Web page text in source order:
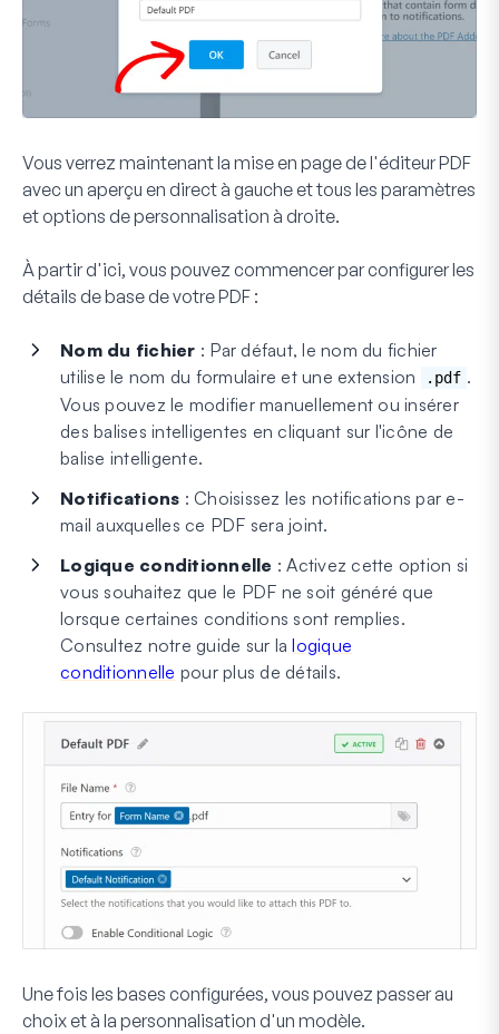
Vous verrez maintenant la mise en page de l'éditeur PDF
avec un aperçu en direct à gauche et tous les paramètres
et options de personnalisation à droite.
À partir d'ici, vous pouvez commencer par configurer les
détails de base de votre PDF :
Nom du fichier : Par défaut, le nom du fichier
utilise le nom du formulaire et une extension
.pdf .
Vous pouvez le modifier manuellement ou insérer
des balises intelligentes en cliquant sur l'icône de
balise intelligente.
Notifications : Choisissez les notifications par e-
mail auxquelles ce PDF sera joint.
Logique conditionnelle : Activez cette option si
vous souhaitez que le PDF ne soit généré que
lorsque certaines conditions sont remplies.
Consultez notre guide sur lalogique
conditionnelle pour plus de détails.
Une fois les bases configurées, vous pouvez passer au
choix et à la personnalisation d'un modèle.